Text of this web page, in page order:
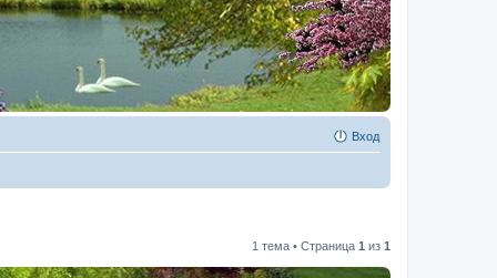
Вход
1 тема • Страница 1 из 1